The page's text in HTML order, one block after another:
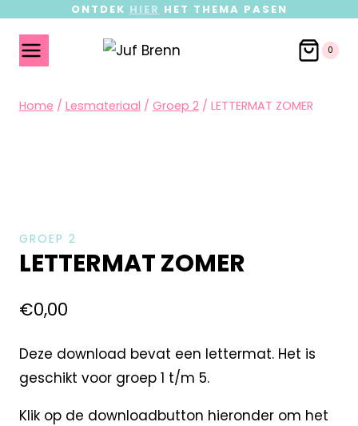
ONTDEK HIER HET THEMA PASEN
0
Home / Lesmateriaal / Groep 2 / LETTERMAT ZOMER
GROEP 2
LETTERMAT ZOMER
€0,00
Deze download bevat een lettermat. Het is
geschikt voor groep 1 t/m 5.
Klik op de downloadbutton hieronder om het